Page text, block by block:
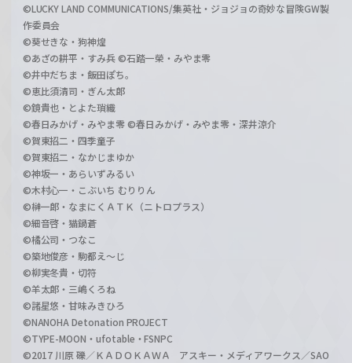
©LUCKY LAND COMMUNICATIONS/集英社・ジョジョの奇妙な冒険GW製
作委員会
©葵せきな・狗神煌
©あざの耕平・すみ兵 ©石踏一榮・みやま零
©井中だちま・飯田ぽち。
©恵比須清司・ぎん太郎
©鏡貴也・とよた瑣織
©春日みかげ・みやま零 ©春日みかげ・みやま零・深井涼介
©賀東招二・四季童子
©賀東招二・なかじまゆか
©神坂一・あらいずみるい
©木村心一・こぶいち むりりん
©榊一郎・なまにくＡＴＫ（ニトロプラス）
©細音啓・猫鍋蒼
©橘公司・つなこ
©築地俊彦・駒都え～じ
©柳実冬貴・切符
©羊太郎・三嶋くろね
©諸星悠・甘味みきひろ
©NANOHA Detonation PROJECT
©TYPE-MOON・ufotable・FSNPC
©2017 川原 礫／ＫＡＤＯＫＡＷＡ アスキー・メディアワークス／SAO